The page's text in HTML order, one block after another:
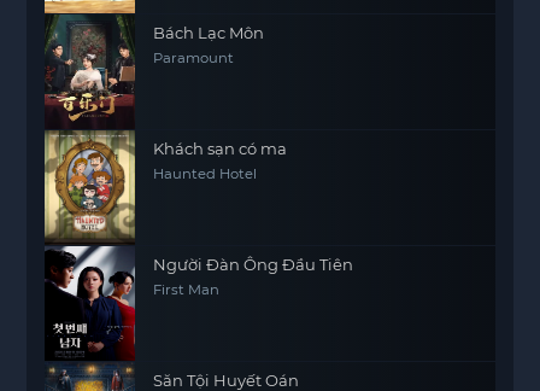
Bách Lạc Môn
Paramount
Khách sạn có ma
Haunted Hotel
Người Đàn Ông Đầu Tiên
First Man
Săn Tội Huyết Oán